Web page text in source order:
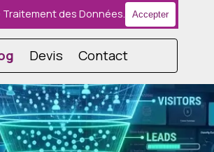
des Données. Accepter
Devis Contact